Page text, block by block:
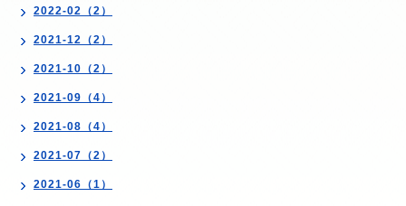
2022-02（2）
2021-12（2）
2021-10（2）
2021-09（4）
2021-08（4）
2021-07（2）
2021-06（1）